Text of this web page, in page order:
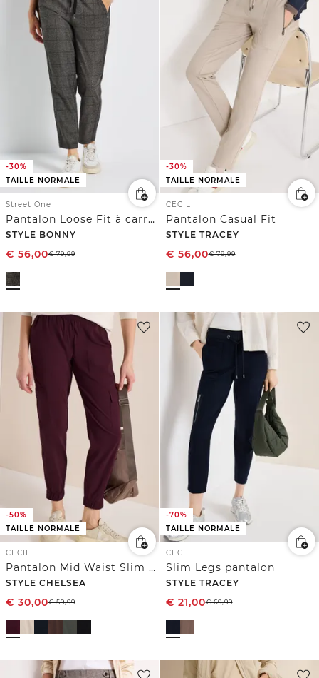
-30%
TAILLE NORMALE
Street One
Pantalon Loose Fit à carreaux
STYLE BONNY
€ 56,00€79,99
-30%
TAILLE NORMALE
CECIL
Pantalon Casual Fit
STYLE TRACEY
€ 56,00€79,99
-50%
TAILLE NORMALE
CECIL
Pantalon Mid Waist Slim Leg au look cargo
STYLE CHELSEA
€ 30,00€59,99
-70%
TAILLE NORMALE
CECIL
Slim Legs pantalon
STYLE TRACEY
€ 21,00€69,99